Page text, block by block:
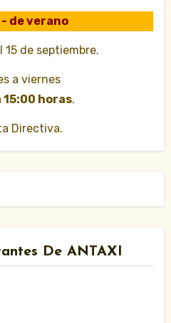
de verano
15 de septiembre.
a viernes
15:00 horas.
Directiva.
De ANTAXI